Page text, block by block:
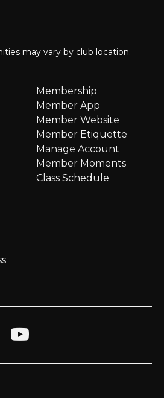
may vary by club location.
Membership
Member App
Member Website
Member Etiquette
Manage Account
Member Moments
Class Schedule